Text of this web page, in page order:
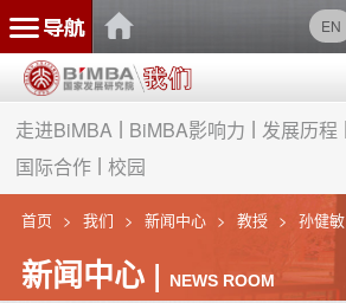
EN
走进BiMBA BiMBA影响力 发展历程
国际合作
校园
首页 我们 新闻中心 教授 孙健敏
新闻中心 | NEWS ROOM